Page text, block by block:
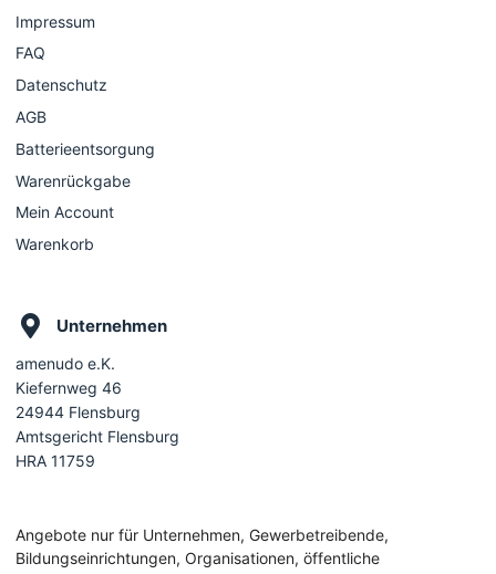
Impressum
FAQ
Datenschutz
AGB
Batterieentsorgung
Warenrückgabe
Mein Account
Warenkorb
Unternehmen
amenudo e.K.
Kiefernweg 46
24944 Flensburg
Amtsgericht Flensburg
HRA 11759
Angebote nur für Unternehmen, Gewerbetreibende,
Bildungseinrichtungen, Organisationen, öffentliche